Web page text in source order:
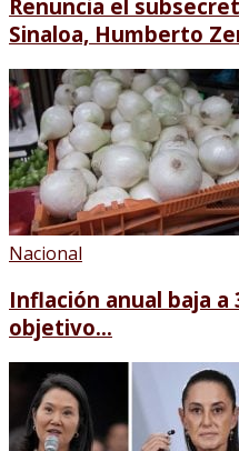
Renuncia el
Sinaloa, Humberto
Nacional
Inflación anual baja a
objetivo...